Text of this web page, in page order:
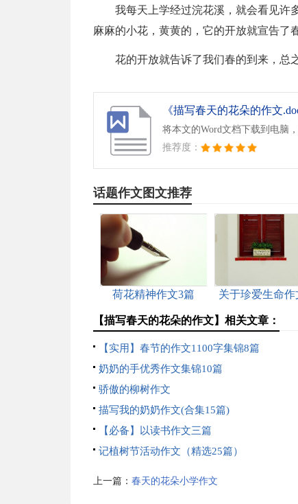
我每天上学经过浣花溪，就会看见许
麻麻的小花，黄黄的，它的开放就宣告了
花的开放就告诉了我们春的到来，总
《描写春天的花朵的作文
将本文的Word文档下载到电脑
推荐度：
话题作文图文推荐
荷花精神作文3篇
关于珍爱生命作
【描写春天的花朵的作文】相关文章：
【实用】春节的作文1100字集锦8篇
奶奶的手优秀作文集锦10篇
骄傲的柳树作文
描写我的奶奶作文(合集15篇)
【必备】以读书作文三篇
记植树节活动作文（精选25篇）
上一篇： 春天的花朵小学作文